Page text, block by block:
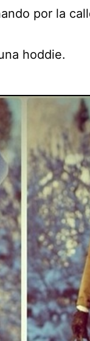
por la
hoddie.